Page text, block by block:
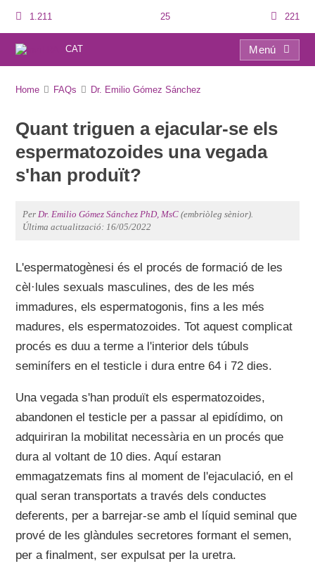
1.211 25 221
CAT
Menú
Home FAQs Dr. Emilio Gómez Sánchez
Quant triguen a ejacular-se els
espermatozoides una vegada
s'han produït?
PerDr. Emilio Gómez Sánchez PhD, MsC (embriòleg sènior).
Última actualització: 16/05/2022
L'espermatogènesi és el procés de formació de les
cèl·lules sexuals masculines, des de les més
immadures, els espermatogonis, fins a les més
madures, els espermatozoides. Tot aquest complicat
procés es duu a terme a l'interior dels túbuls
seminífers en el testicle i dura entre 64 i 72 dies.
Una vegada s'han produït els espermatozoides,
abandonen el testicle per a passar al epidídimo, on
adquiriran la mobilitat necessària en un procés que
dura al voltant de 10 dies. Aquí estaran
emmagatzemats fins al moment de l'ejaculació, en el
qual seran transportats a través dels conductes
deferents, per a barrejar-se amb el líquid seminal que
prové de les glàndules secretores formant el semen,
per a finalment, ser expulsat per la uretra.